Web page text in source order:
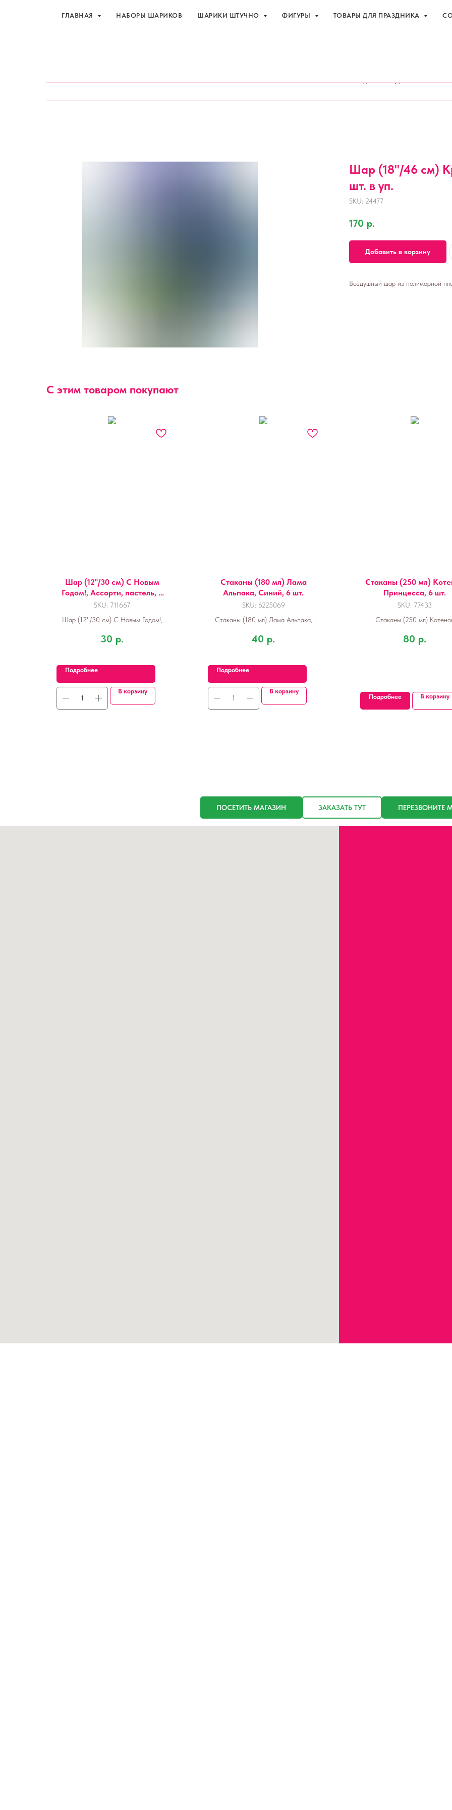
ГЛАВНАЯ НАБОРЫ ШАРИКОВ ШАРИКИ ШТУЧНО ФИГУРЫ ТОВАРЫ ДЛЯ ПРАЗДНИКА
ГЛАВНАЯ НАБОРЫ ШАРИКОВ ШАРИКИ ШТУЧНО ФИГУРЫ ТОВАРЫ ДЛЯ ПРАЗДНИКА
Шар (18''/46 см)
шт. в уп.
SKU: 24477
170 р.
Добавить в корзину
Воздушный шар из полимерной
С этим товаром покупают
Шар (12''/30 см) С Новым
Годом!, Ассорти, пастель, 2
ст, 25 шт.
SKU: 711667
Шар (12''/30 см) С Новым Годом!,
30 р.
Подробнее
В корзину
Стаканы (180 мл) Лама
Альпака, Синий, 6 шт.
SKU: 6225069
Стаканы (180 мл) Лама Альпака,
40 р.
Подробнее
В корзину
Стаканы (250 мл)
Принцесса, 6 шт.
SKU: 77433
Стаканы (250 мл)
80 р.
Подробнее В корзину
ПОСЕТИТЬ МАГАЗИН ЗАКАЗАТЬ ТУТ ПЕРЕЗВОНИТЕ